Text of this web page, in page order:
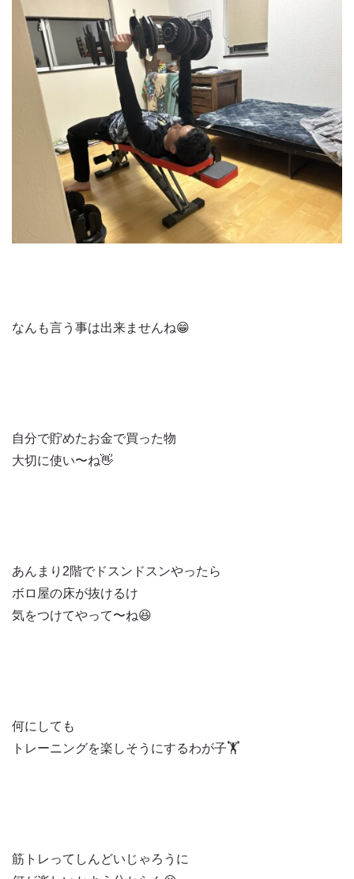
なんも言う事は出来ませんね😁
自分で貯めたお金で買った物
大切に使い〜ね👋
あんまり2階でドスンドスンやったら
ボロ屋の床が抜けるけ
気をつけてやって〜ね😆
何にしても
トレーニングを楽しそうにするわが子🏋️
筋トレってしんどいじゃろうに